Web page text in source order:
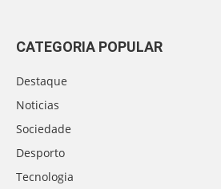
CATEGORIA POPULAR
Destaque
Noticias
Sociedade
Desporto
Tecnologia